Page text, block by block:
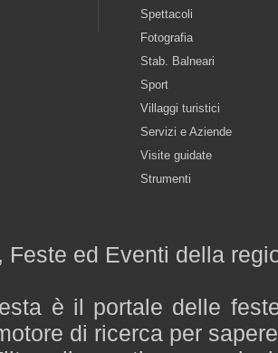
Spettacoli
Fotografia
Stab. Balneari
Sport
Villaggi turistici
Servizi e Aziende
Visite guidate
Strumenti
Feste ed Eventi della
è il portale delle
di ricerca per